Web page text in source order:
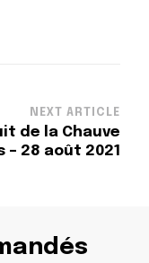
NEXT ARTICLE
de la Chauve
– 28 août 2021